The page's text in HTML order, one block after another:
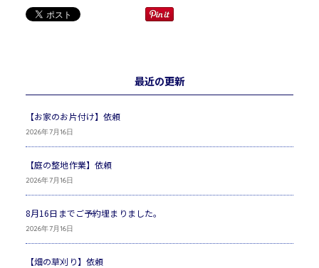
最近の更新
【お家のお片付け】依頼
2026年7月16日
【庭の整地作業】依頼
2026年7月16日
8月16日までご予約埋まりました。
2026年7月16日
【畑の草刈り】依頼